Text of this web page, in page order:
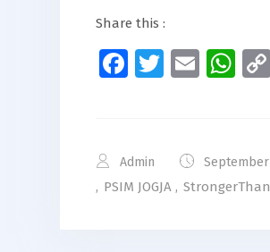
Share this :
Facebook
Twitter
Email
Admin September
, PSIM JOGJA ,